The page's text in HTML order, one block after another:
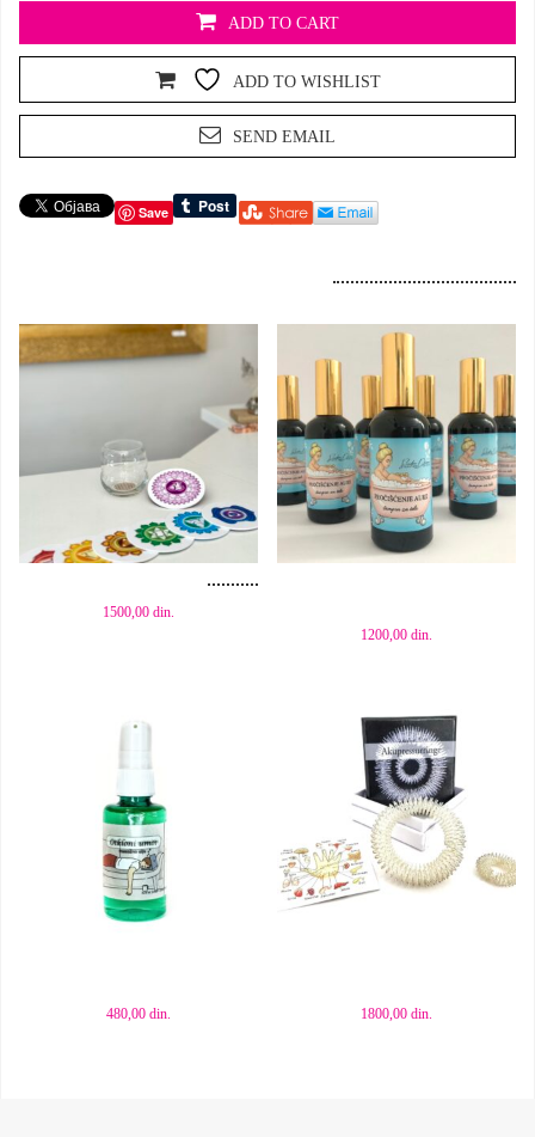
ADD TO CART
ADD TO WISHLIST
SEND EMAIL
Save
Dodaj u korpu
1500,00 din.
Dodaj u korpu
1200,00din.
Dodaj u korpu
480,00 din. 1800,00din.